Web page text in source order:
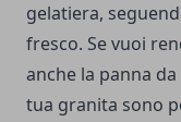
gelatiera,
fresco. Se vuoi
anche la panna
tua granita sono